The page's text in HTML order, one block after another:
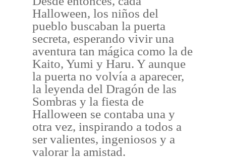
Halloween, los niños del
pueblo buscaban la puerta
secreta, esperando vivir una
aventura tan mágica como la de
Kaito, Yumi y Haru. Y aunque
la puerta no volvía a aparecer,
la leyenda del Dragón de las
Sombras y la fiesta de
Halloween se contaba una y
otra vez, inspirando a todos a
ser valientes, ingeniosos y a
valorar la amistad.